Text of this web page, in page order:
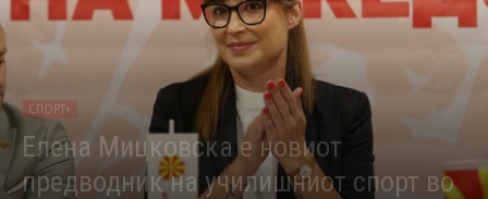
СПОРТ+
Елена Мицковска е новиот
предводник на училишниот спорт во